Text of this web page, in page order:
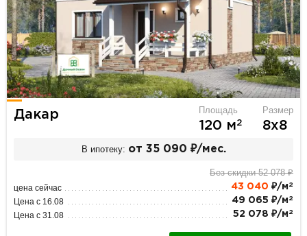
Дакар Площадь
120 м2
Размер
8х8
В ипотеку: от 35 090 ₽/мес.
Без скидки 52 078 ₽
цена сейчас 43 040 ₽/м 2
Цена с 16.08 49 065 ₽/м 2
Цена с 31.08 52 078 ₽/м 2